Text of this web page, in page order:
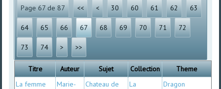
Page 67 de 87 << < 30 60 61 62 63
64 65 66 67 68 69 70 71 72
73 74 > >>
Titre Auteur Sujet Collection
Theme
La femme
Marie-
Chateau de
La
Dragon